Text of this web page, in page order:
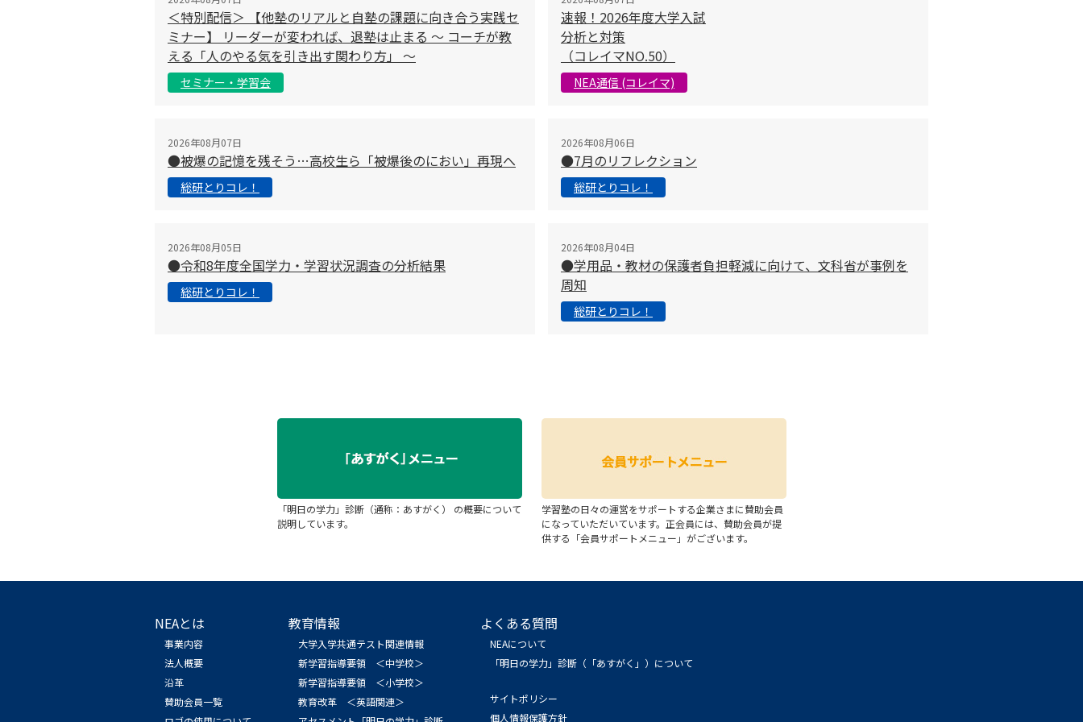
＜特別配信＞ 【他塾のリアルと自塾の課題に向き合う実践セ
ミナー】 リーダーが変われば、退塾は止まる 〜 コーチが教
える「人のやる気を引き出す関わり方」 〜
セミナー・学習会
速報！2026年度大学入試
分析と対策
（コレイマNO.50）
NEA通信 (コレイマ)
2026年08月07日
●被爆の記憶を残そう…高校生ら「被爆後のにおい」再現へ
総研とりコレ！
2026年08月06日
●7月のリフレクション
総研とりコレ！
2026年08月05日
●令和8年度全国学力・学習状況調査の分析結果
総研とりコレ！
2026年08月04日
●学用品・教材の保護者負担軽減に向けて、文科省が事例を
周知
総研とりコレ！
「明日の学力」診断（通称：あすがく） の概要について
説明しています。
学習塾の日々の運営をサポートする企業さまに賛助会員
になっていただいています。正会員には、賛助会員が提
供する「会員サポートメニュー」がございます。
NEAとは
事業内容
法人概要
沿革
賛助会員一覧
教育情報
大学入学共通テスト関連情報
新学習指導要領 ＜中学校＞
新学習指導要領 ＜小学校＞
教育改革 ＜英語関連＞
よくある質問
NEAについて
「明日の学力」診断（「あすがく」）について
サイトポリシー
個人情報保護方針